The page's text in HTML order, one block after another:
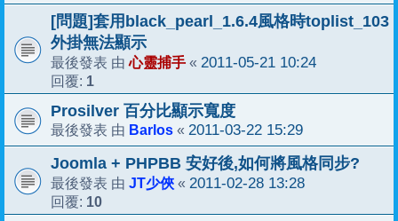
[問題]套用black_pearl_1.6.4風格時toplist_103
外掛無法顯示
最後發表 由心靈捕手 « 2011-05-21 10:24
回覆: 1
Prosilver 百分比顯示寬度
最後發表 由 Barlos « 2011-03-22 15:29
Joomla + PHPBB 安好後,如何將風格同步?
最後發表 由 JT少俠 « 2011-02-28 13:28
回覆: 10